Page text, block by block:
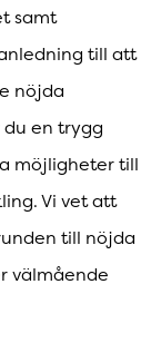
samt
till att
nöjda
en trygg
möjligheter till
Vi vet att
till nöjda
välmående